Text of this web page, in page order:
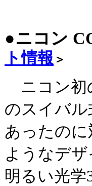
●ニコン
ト情報 ＞
ニコン初
のスイバ
あったのに
ようなデ
明るい光